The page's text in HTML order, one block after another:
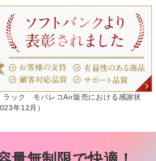
ラック モバレコAir販売における感謝状
年12月）